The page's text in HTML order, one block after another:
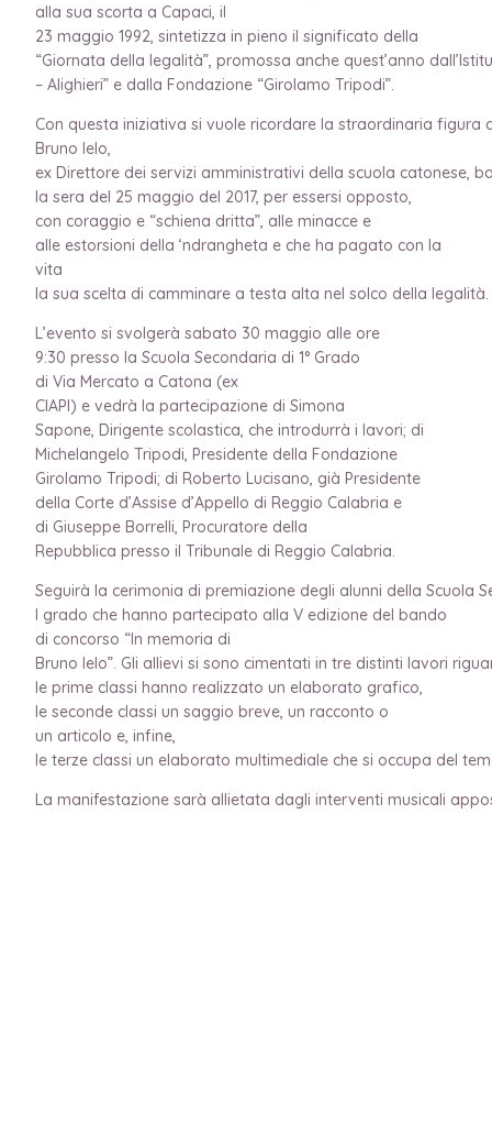
alla sua scorta a Capaci, il
23 maggio 1992, sintetizza in pieno il significato della
“Giornata della legalità”, promossa anche quest’anno
– Alighieri” e dalla Fondazione “Girolamo Tripodi”.
Con questa iniziativa si vuole ricordare la straordinaria figura
Bruno Ielo,
ex Direttore dei servizi amministrativi della scuola catonese,
la sera del 25 maggio del 2017, per essersi opposto,
con coraggio e “schiena dritta”, alle minacce e
alle estorsioni della ‘ndrangheta e che ha pagato con la
vita
la sua scelta di camminare a testa alta nel solco della legalità.
L’evento si svolgerà sabato 30 maggio alle ore
9:30 presso la Scuola Secondaria di 1° Grado
di Via Mercato a Catona (ex
CIAPI) e vedrà la partecipazione di Simona
Sapone, Dirigente scolastica, che introdurrà i lavori; di
Michelangelo Tripodi, Presidente della Fondazione
Girolamo Tripodi; di Roberto Lucisano, già Presidente
della Corte d’Assise d’Appello di Reggio Calabria e
di Giuseppe Borrelli, Procuratore della
Repubblica presso il Tribunale di Reggio Calabria.
Seguirà la cerimonia di premiazione degli alunni della Scuola
I grado che hanno partecipato alla V edizione del bando
di concorso “In memoria di
Bruno Ielo”. Gli allievi si sono cimentati in tre distinti lavori
le prime classi hanno realizzato un elaborato grafico,
le seconde classi un saggio breve, un racconto o
un articolo e, infine,
le terze classi un elaborato multimediale che si occupa del
La manifestazione sarà allietata dagli interventi musicali